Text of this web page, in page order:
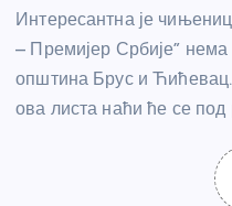
Интересантна је
– Премијер Србије” нема
општина Брус и
ова листа наћи ће се